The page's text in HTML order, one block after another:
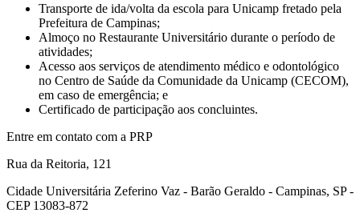
Transporte de ida/volta da escola para Unicamp fretado pela
Prefeitura de Campinas;
Almoço no Restaurante Universitário durante o período de
atividades;
Acesso aos serviços de atendimento médico e odontológico
no Centro de Saúde da Comunidade da Unicamp (CECOM),
em caso de emergência; e
Certificado de participação aos concluintes.
Entre em contato com a PRP
Rua da Reitoria, 121
Cidade Universitária Zeferino Vaz - Barão Geraldo - Campinas, SP -
CEP 13083-872